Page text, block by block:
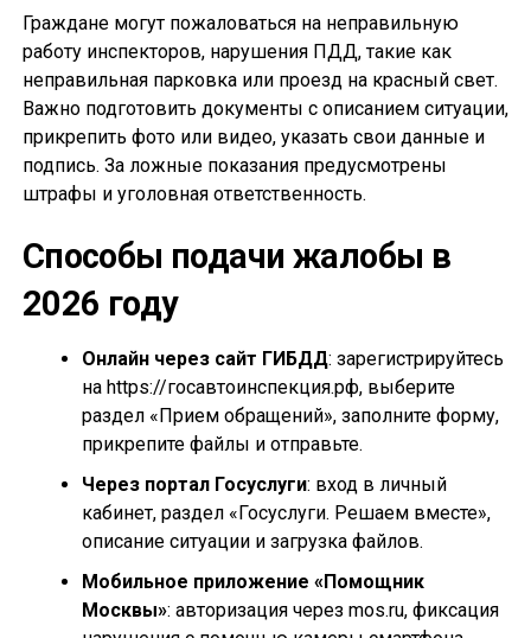
Граждане могут пожаловаться на неправильную
работу инспекторов, нарушения ПДД, такие как
неправильная парковка или проезд на красный свет.
Важно подготовить документы с описанием ситуации,
прикрепить фото или видео, указать свои данные и
подпись. За ложные показания предусмотрены
штрафы и уголовная ответственность.
Способы подачи жалобы в
2026 году
Онлайн через сайт ГИБДД: зарегистрируйтесь
на https://госавтоинспекция.рф, выберите
раздел «Прием обращений», заполните форму,
прикрепите файлы и отправьте.
Через портал Госуслуги: вход в личный
кабинет, раздел «Госуслуги. Решаем вместе»,
описание ситуации и загрузка файлов.
Мобильное приложение «Помощник
Москвы»: авторизация через mos.ru, фиксация